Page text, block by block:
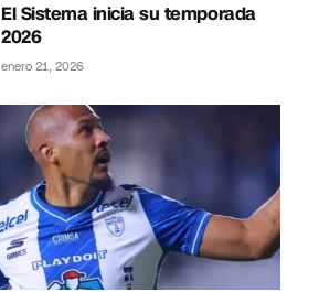
El Sistema inicia su temporada
2026
enero 21, 2026